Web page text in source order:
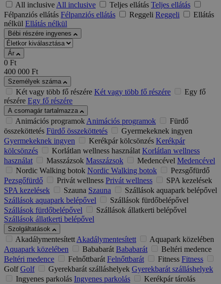
All inclusiveAll inclusive Teljes ellátás Teljes ellátás
Félpanziós ellátás Félpanziós ellátás Reggeli Reggeli
Ellátás
nélkül Ellátás nélkül
Bébi részére ingyenes
Ár
0 Ft
400 000 Ft
Személyek száma
Két vagy több fő részére Két vagy több fő részére
Egy fő
részére Egy fő részére
A csomagár tartalmazza
Animációs programokAnimációs programok
Fürdő
összeköttetés Fürdő összeköttetés
Gyermekeknek ingyen
Gyermekeknek ingyen
Kerékpár kölcsönzés Kerékpár
kölcsönzés
Korlátlan wellness használat Korlátlan wellness
használat
Masszázsok Masszázsok Medencével Medencével
Nordic Walking botok Nordic Walking botok
Pezsgőfürdő
Pezsgőfürdő
Privát wellness Privát wellness
SPA kezelések
SPA kezelések
Szauna Szauna
Szállások aquapark belépővel
Szállások aquapark belépővel
Szállások fürdőbelépővel
Szállások fürdőbelépővel
Szállások állatkerti belépővel
Szállások állatkerti belépővel
Szolgáltatások
AkadálymentesítettAkadálymentesített
Aquapark közelében
Aquapark közelében
Bababarát Bababarát
Beltéri medence
Beltéri medence
Felnőttbarát Felnőttbarát Fitness Fitness
Golf Golf Gyerekbarát szálláshelyek Gyerekbarát szálláshelyek
Ingyenes parkolás Ingyenes parkolás
Kerékpár tárolás